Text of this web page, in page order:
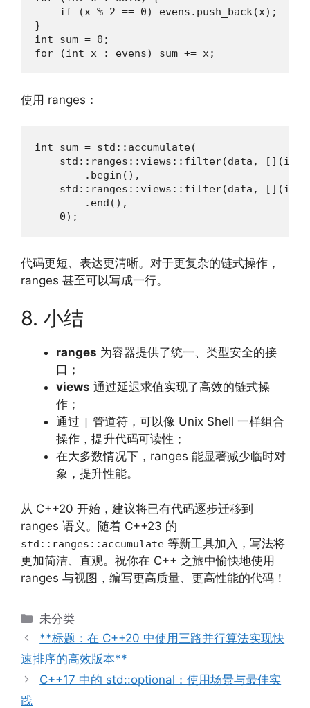
    if (x % 2 == 0) evens.push_back(x);
}
int sum = 0;
for (int x : evens) sum += x;
使用 ranges：
int sum = std::accumulate(
std::ranges::views::filter(data, [](int
        .begin(),
std::ranges::views::filter(data, [](int
        .end(),
    0);
代码更短、表达更清晰。对于更复杂的链式操作，
ranges 甚至可以写成一行。
8. 小结
ranges 为容器提供了统一、类型安全的接
口；
views 通过延迟求值实现了高效的链式操
作；
通过 | 管道符，可以像 Unix Shell 一样组合
操作，提升代码可读性；
在大多数情况下，ranges 能显著减少临时对
象，提升性能。
从 C++20 开始，建议将已有代码逐步迁移到
ranges 语义。随着 C++23 的
std::ranges::accumulate 等新工具加入，写法将
更加简洁、直观。祝你在 C++ 之旅中愉快地使用
ranges 与视图，编写更高质量、更高性能的代码！
分
类
未分类
**标题：在 C++20 中使用三路并行算法实现快
速排序的高效版本**
C++17 中的 std::optional：使用场景与最佳实
践